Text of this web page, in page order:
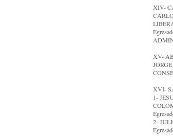
XIV-
XV-
XVI-
1-
2-